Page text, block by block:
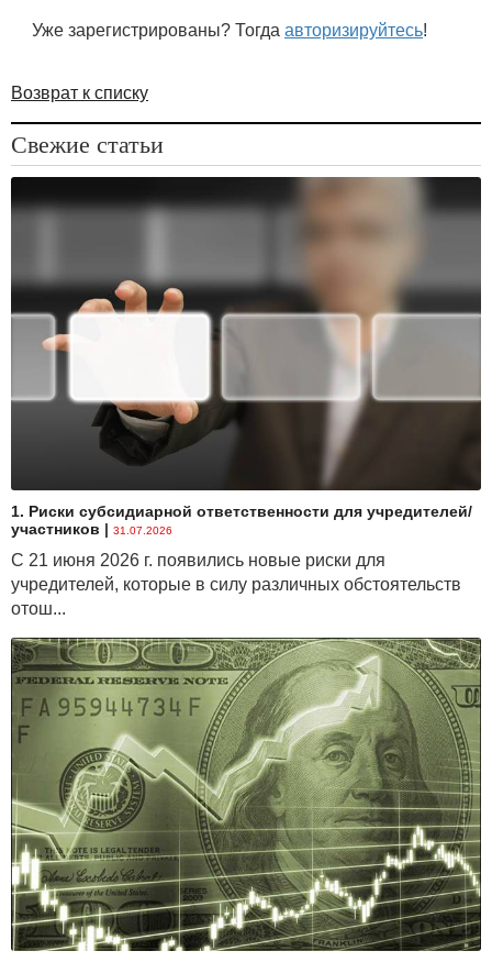
прибыльность инвестиций;
предприятия ассортиментную политику в сфере
производства и реализации готовой продукции.
Ключевыми элементами операционного анализа
выступают пороговые значения показателей
деятельности предприятия: критический объем
Уже зарегистрированы? Тогда авторизируйтесь!
Возврат к списку
Свежие статьи
1. Риски субсидиарной ответственности для учредителей/
участников | 31.07.2026
С 21 июня 2026 г. появились новые риски для
учредителей, которые в силу различных обстоятельств
отош...